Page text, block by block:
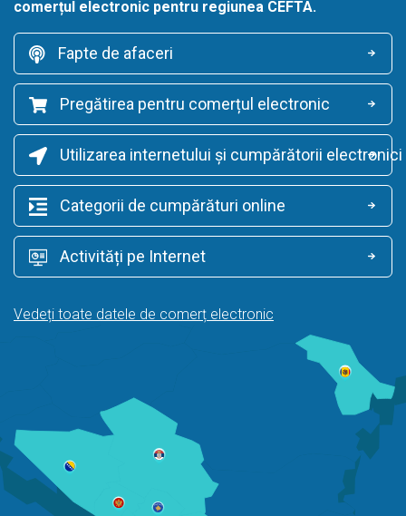
comerțul electronic pentru regiunea CEFTA.
Fapte de afaceri
Pregătirea pentru comerțul electronic
Utilizarea internetului și cumpărătorii electronici
Categorii de cumpărături online
Activități pe Internet
Vedeți toate datele de comerț electronic